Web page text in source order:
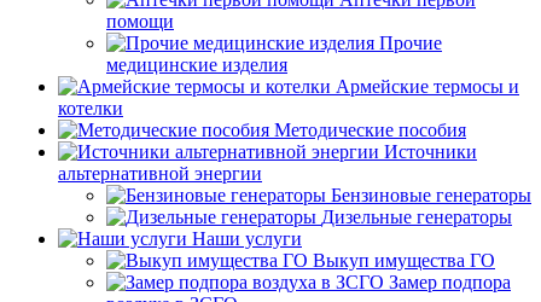
помощи
Прочие
медицинские изделия
Армейские термосы и
котелки
Методические пособия
Источники
альтернативной энергии
Бензиновые генераторы
Дизельные генераторы
Наши услуги
Выкуп имущества ГО
Замер подпора